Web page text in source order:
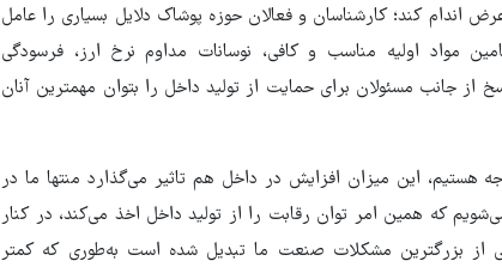
اندام کند؛ کارشناسان و فعالان حوزه پوشاک دلایل بسیاری را عامل
مواد اولیه مناسب و کافی، نوسانات مداوم نرخ ارز، فرسودگی
از جانب مسئولان برای حمایت از تولید داخل را بتوان مهمترین آنان
هستیم، این میزان افزایش در داخل هم تاثیر می‌گذارد منتها ما در
که همین امر توان رقابت را از تولید داخل اخذ می‌کند، در کنار
از بزرگترین مشکلات صنعت ما تبدیل شده است به‌طوری که کمتر